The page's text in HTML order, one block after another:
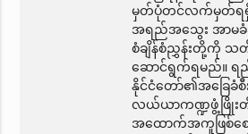
မှတ်ပုံတင်လက်မှတ်
အရည်အသွေး အာမ
စံချိန်စံညွှန်းတို့ကို သ
ဆောင်ရွက်ရမည်။ ရည်
နိုင်ငံတော်၏အခြေခံစီး
လယ်ယာကဏ္ဍဖွံ့ဖြိုး
အထောက်အကူဖြစ်စေရ